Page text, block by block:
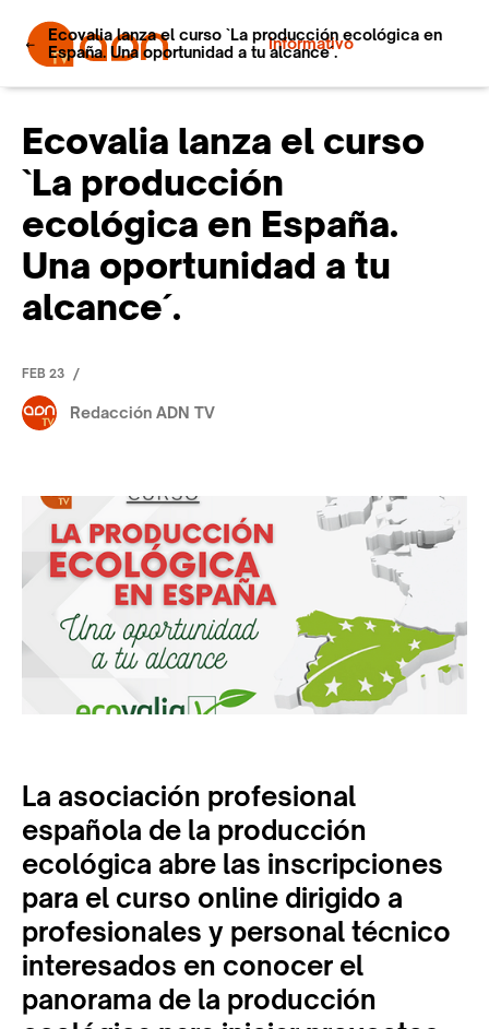
Informativo
Ecovalia lanza el curso `La producción ecológica en
España. Una oportunidad a tu alcance´.
Ecovalia lanza el curso
`La producción
ecológica en España.
Una oportunidad a tu
alcance´.
FEB 23 /
Redacción ADN TV
La asociación profesional
española de la producción
ecológica abre las inscripciones
para el curso online dirigido a
profesionales y personal técnico
interesados en conocer el
panorama de la producción